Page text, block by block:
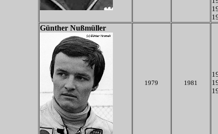
Günther Nußmüller
1979 1981